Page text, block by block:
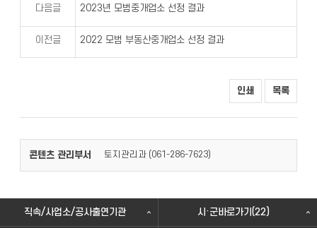
다음글 2023년 모범중개업소 선정 결과
이전글 2022 모범 부동산중개업소 선정 결과
인쇄 목록
콘텐츠 관리부서 토지관리과 (061-286-7623)
직속/사업소/공사출연기관 시·군바로가기(22)